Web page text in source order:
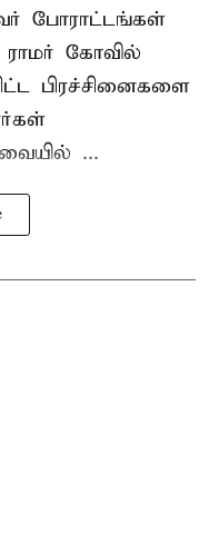
போராட்டங்கள்
கோவில்
பிரச்சினைகளை
...